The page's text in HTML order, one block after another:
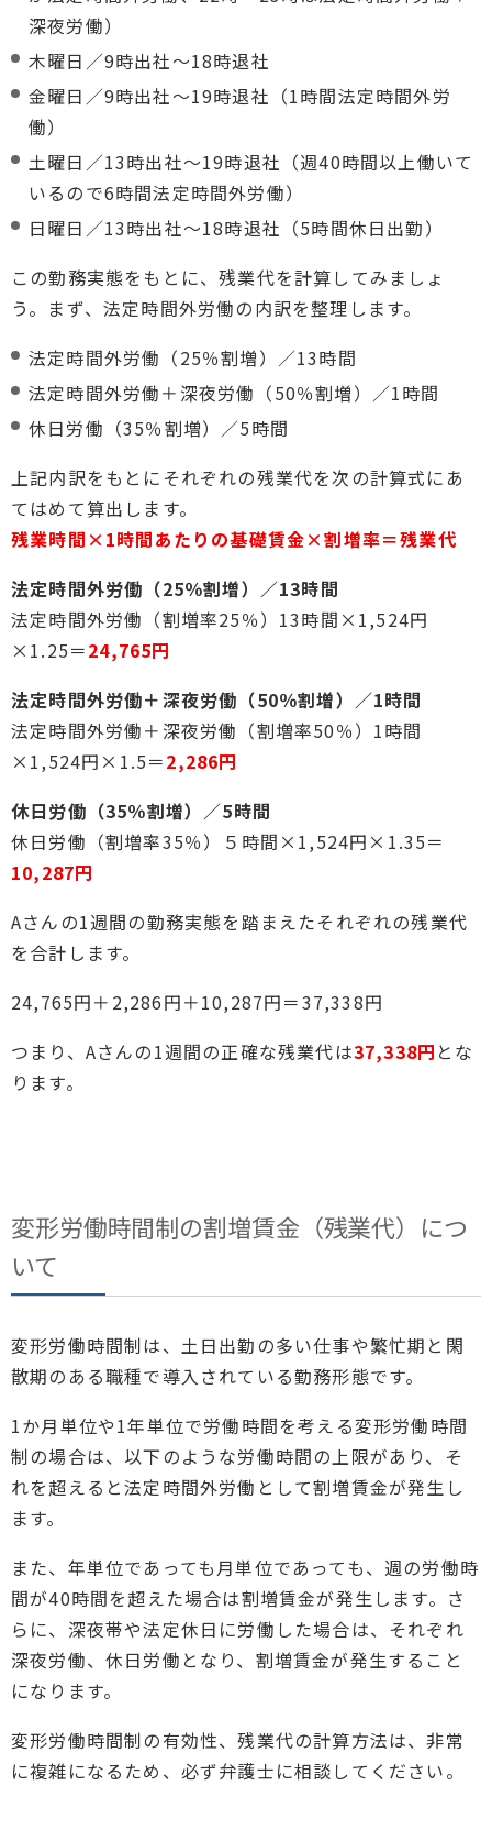
深夜労働）
木曜日／9時出社〜18時退社
金曜日／9時出社〜19時退社（1時間法定時間外労
働）
土曜日／13時出社〜19時退社（週40時間以上働いて
いるので6時間法定時間外労働）
日曜日／13時出社〜18時退社（5時間休日出勤）
この勤務実態をもとに、残業代を計算してみましょ
う。まず、法定時間外労働の内訳を整理します。
法定時間外労働（25％割増）／13時間
法定時間外労働＋深夜労働（50％割増）／1時間
休日労働（35％割増）／5時間
上記内訳をもとにそれぞれの残業代を次の計算式にあ
てはめて算出します。
残業時間×1時間あたりの基礎賃金×割増率＝残業代
法定時間外労働（25％割増）／13時間
法定時間外労働（割増率25％）13時間×1,524円
×1.25＝24,765円
法定時間外労働＋深夜労働（50％割増）／1時間
法定時間外労働＋深夜労働（割増率50％）1時間
×1,524円×1.5＝2,286円
休日労働（35％割増）／5時間
休日労働（割増率35％）５時間×1,524円×1.35＝
10,287円
Aさんの1週間の勤務実態を踏まえたそれぞれの残業代
を合計します。
24,765円＋2,286円＋10,287円＝37,338円
つまり、Aさんの1週間の正確な残業代は37,338円 とな
ります。
変形労働時間制の割増賃金（残業代）につ
いて
変形労働時間制は、土日出勤の多い仕事や繁忙期と閑
散期のある職種で導入されている勤務形態です。
1か月単位や1年単位で労働時間を考える変形労働時間
制の場合は、以下のような労働時間の上限があり、そ
れを超えると法定時間外労働として割増賃金が発生し
ます。
また、年単位であっても月単位であっても、週の労働時
間が40時間を超えた場合は割増賃金が発生します。さ
らに、深夜帯や法定休日に労働した場合は、それぞれ
深夜労働、休日労働となり、割増賃金が発生すること
になります。
変形労働時間制の有効性、残業代の計算方法は、非常
に複雑になるため、必ず弁護士に相談してください。